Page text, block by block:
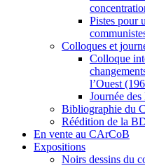
Pistes pour
Colloques et
Colloque
l’Ouest
Journée
Bibliographie du
Réédition de la
En vente au CArCoB
Expositions
Noirs dessins du